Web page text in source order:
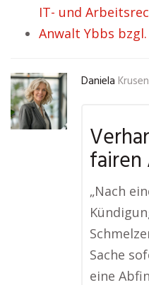
IT- und
Anwalt Ybbs
Daniela
fairen
„Nach
Sache
eine